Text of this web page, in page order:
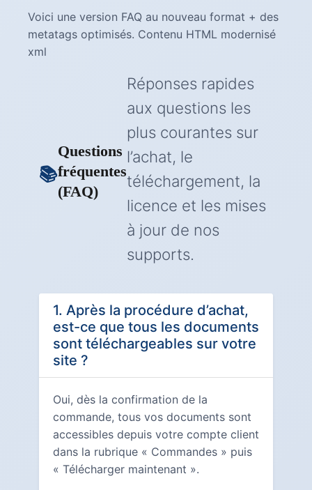
Voici une version FAQ au nouveau format + des
metatags optimisés. Contenu HTML modernisé
xml
Questions
fréquentes
(FAQ)
Réponses rapides
aux questions les
plus courantes sur
l’achat, le
téléchargement, la
licence et les mises
à jour de nos
supports.
1. Après la procédure d’achat,
est-ce que tous les documents
sont téléchargeables sur votre
site ?
Oui, dès la confirmation de la
commande, tous vos documents sont
accessibles depuis votre compte client
dans la rubrique « Commandes » puis
« Télécharger maintenant ».